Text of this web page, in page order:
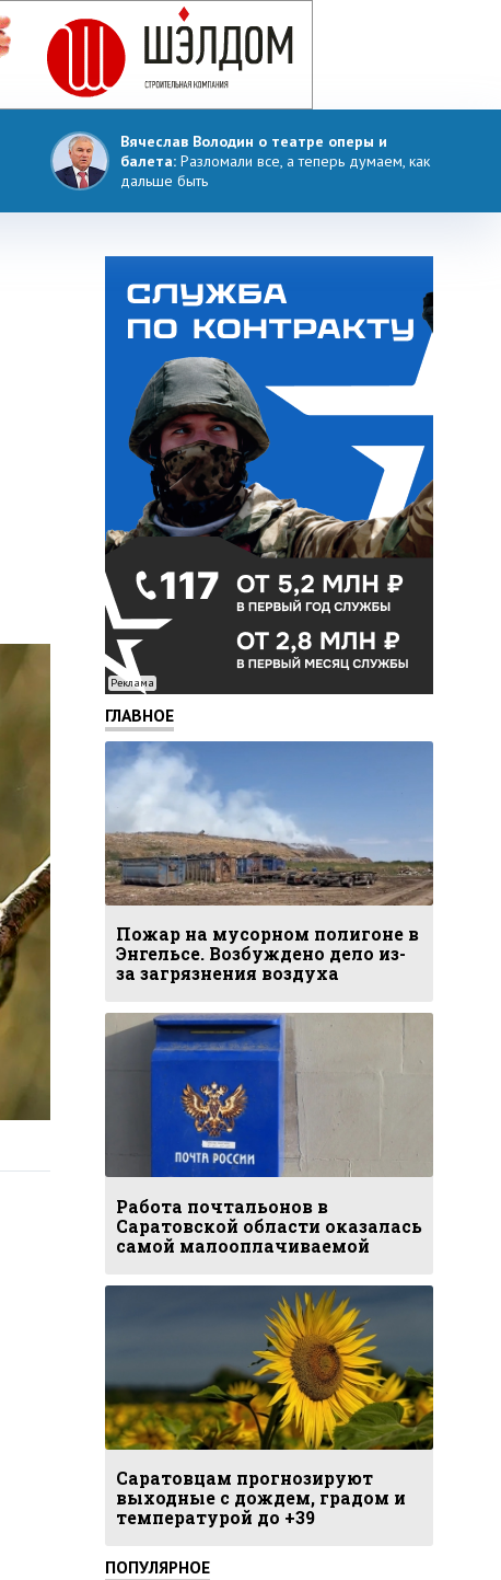
Вячеслав Володин о театре оперы и
балета: Разломали все, а теперь думаем, как
дальше быть
Реклама
ГЛАВНОЕ
Пожар на мусорном полигоне в
Энгельсе. Возбуждено дело из-
за загрязнения воздуха
Работа почтальонов в
Саратовской области оказалась
самой малооплачиваемой
Саратовцам прогнозируют
выходные с дождем, градом и
температурой до +39
ПОПУЛЯРНОЕ